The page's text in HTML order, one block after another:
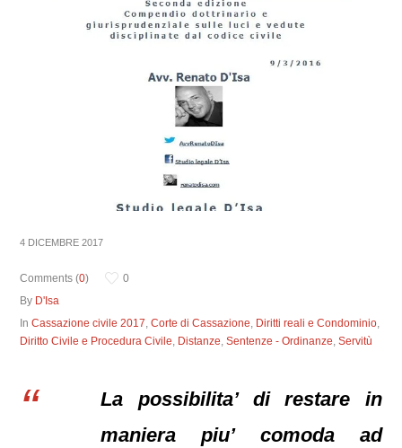
4 DICEMBRE 2017
Comments (0)
0
By D'Isa
InCassazione civile 2017,Corte di Cassazione, Diritti reali e Condominio,
Diritto Civile e Procedura Civile, Distanze,Sentenze - Ordinanze,Servitù
La possibilita’ di restare in
maniera piu’ comoda ad